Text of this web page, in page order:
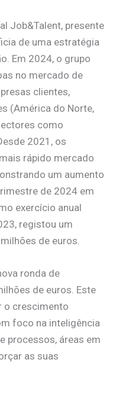
Job&Talent, presente
de uma estratégia
Em 2024, o grupo
no mercado de
clientes,
(América do Norte,
como
2021, os
rápido mercado
um aumento
de 2024 em
exercício anual
registou um
de euros.
ronda de
de euros. Este
o crescimento
foco na inteligência
processos, áreas em
as suas